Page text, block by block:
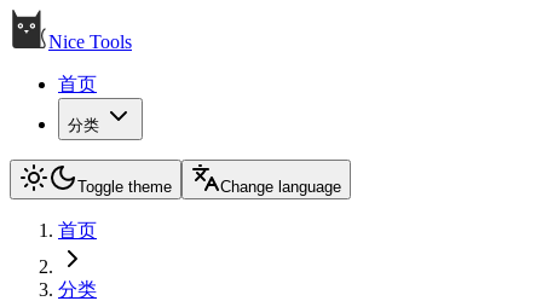
Nice Tools
首页
分类
Toggle theme Change language
首页
分类